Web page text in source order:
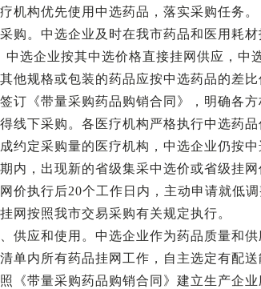
机构优先使用中选药品，落实采购任务。
采购。中选企业及时在我市药品和医用耗
中选企业按其中选价格直接挂网供应，中
他规格或包装的药品应按中选药品的差
订《带量采购药品购销合同》，明确各
线下采购。各医疗机构严格执行中选药
约定采购量的医疗机构，中选企业仍按
内，出现新的省级集采中选价或省级挂
价执行后20个工作日内，主动申请就低
网按照我市交易采购有关规定执行。
、供应和使用。中选企业作为药品质量和
单内所有药品挂网工作，自主选定有配
《带量采购药品购销合同》建立生产企